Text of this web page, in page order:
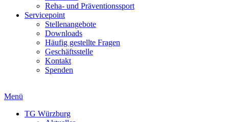
Reha- und Präventionssport
Servicepoint
Stellenangebote
Downloads
Häufig gestellte Fragen
Geschäftsstelle
Kontakt
Spenden
Menü
TG Würzburg